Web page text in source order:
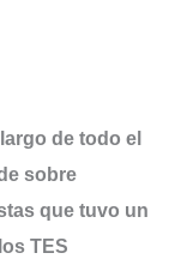
de todo el
sobre
que tuvo un
TES